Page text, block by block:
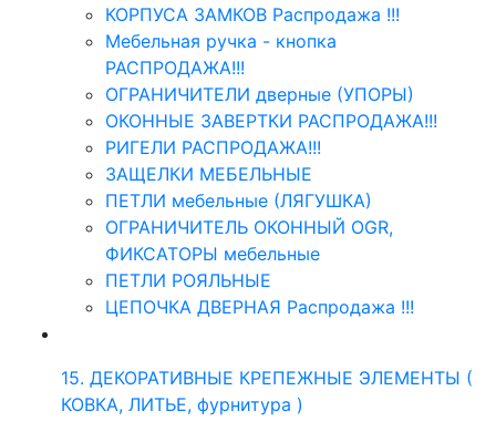
КОРПУСА ЗАМКОВ Распродажа !!!
Мебельная ручка - кнопка
РАСПРОДАЖА!!!
ОГРАНИЧИТЕЛИ дверные (УПОРЫ)
ОКОННЫЕ ЗАВЕРТКИ РАСПРОДАЖА!!!
РИГЕЛИ РАСПРОДАЖА!!!
ЗАЩЕЛКИ МЕБЕЛЬНЫЕ
ПЕТЛИ мебельные (ЛЯГУШКА)
ОГРАНИЧИТЕЛЬ ОКОННЫЙ OGR,
ФИКСАТОРЫ мебельные
ПЕТЛИ РОЯЛЬНЫЕ
ЦЕПОЧКА ДВЕРНАЯ Распродажа !!!
15. ДЕКОРАТИВНЫЕ КРЕПЕЖНЫЕ ЭЛЕМЕНТЫ (
КОВКА, ЛИТЬЕ, фурнитура )